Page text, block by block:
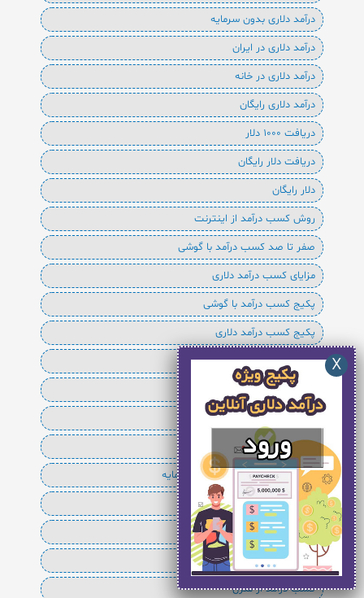
درآمد دلاری بدون سرمایه
درآمد دلاری در ایران
درآمد دلاری در خانه
درآمد دلاری رایگان
دریافت 1000 دلار
دریافت دلار رایگان
دلار رایگان
روش کسب درآمد از اینترنت
صفر تا صد کسب درآمد با گوشی
مزایای کسب درآمد دلاری
پکیج کسب درآمد با گوشی
پکیج کسب درآمد دلاری
کسب درآمد
کسب درآمد آنلاین
کسب درآمد از اینترنت
کسب درآمد از اینترنت با گوشی
کسب درآمد از اینترنت بدون سرمایه
کسب درآمد از اینترنت معتبر
کسب درآمد از اینترنت واقعی
کسب درآمد از خانه
کسب درآمد از منزل